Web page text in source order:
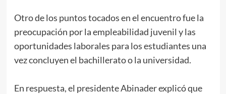
Otro de los puntos tocados en el encuentro fue la
preocupación por la empleabilidad juvenil y las
oportunidades laborales para los estudiantes una
vez concluyen el bachillerato o la universidad.
En respuesta, el presidente Abinader explicó que